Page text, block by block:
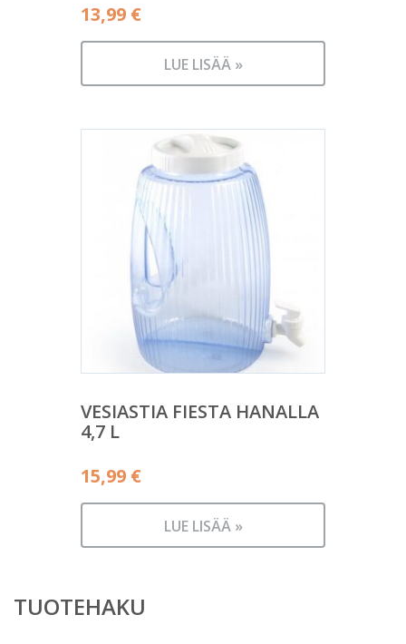
13,99 €
LUE LISÄÄ »
VESIASTIA FIESTA HANALLA
4,7 L
15,99 €
LUE LISÄÄ »
TUOTEHAKU